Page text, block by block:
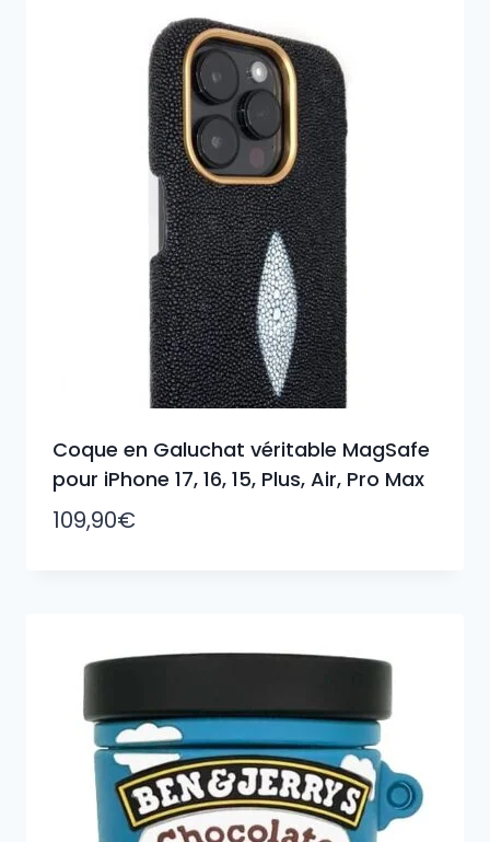
Coque en Galuchat véritable MagSafe
pour iPhone 17, 16, 15, Plus, Air, Pro Max
109,90€